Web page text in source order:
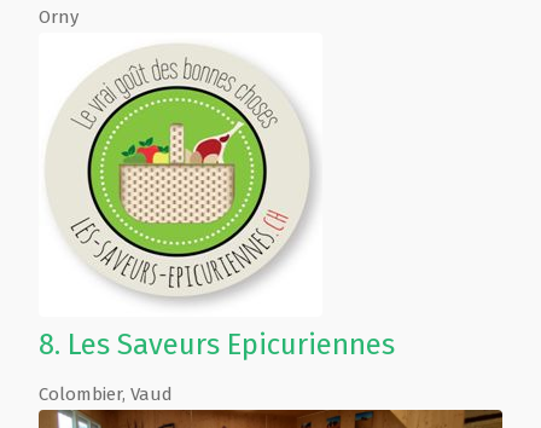
Orny
8. Les Saveurs Epicuriennes
Colombier, Vaud